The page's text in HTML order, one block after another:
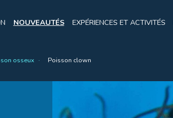
NOUVEAUTÉS EXPÉRIENCES ET ACTIVITÉS
osseux Poisson clown